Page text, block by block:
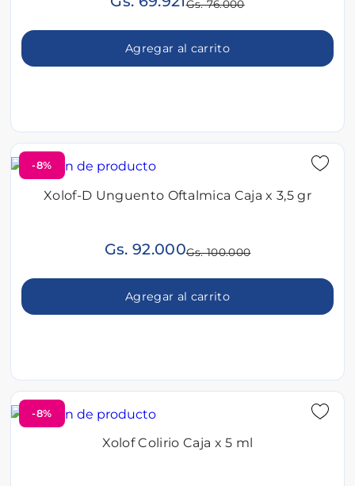
Gs. 76.000
Agregar al carrito
-8%
Xolof-D Unguento Oftalmica Caja x 3,5 gr
Gs. 92.000Gs. 100.000
Agregar al carrito
-8%
Xolof Colirio Caja x 5 ml